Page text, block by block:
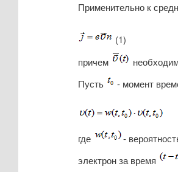
Применительно к
(1)
причем
Пусть
- момент
где
-
электрон за время